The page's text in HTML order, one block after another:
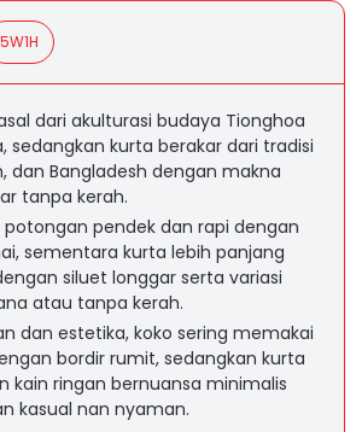
5W1H
dari akulturasi budaya Tionghoa
sedangkan kurta berakar dari tradisi
dan Bangladesh dengan makna
tanpa kerah.
potongan pendek dan rapi dengan
sementara kurta lebih panjang
siluet longgar serta variasi
atau tanpa kerah.
dan estetika, koko sering memakai
bordir rumit, sedangkan kurta
kain ringan bernuansa minimalis
kasual nan nyaman.